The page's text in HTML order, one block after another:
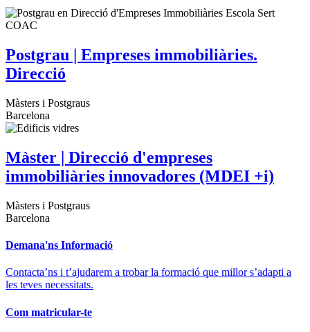
Postgrau | Empreses immobiliàries.
Direcció
Màsters i Postgraus
Barcelona
Màster | Direcció d'empreses
immobiliàries innovadores (MDEI +i)
Màsters i Postgraus
Barcelona
Demana'ns Informació
Contacta’ns i t’ajudarem a trobar la formació que millor s’adapti a
les teves necessitats.
Com matricular-te